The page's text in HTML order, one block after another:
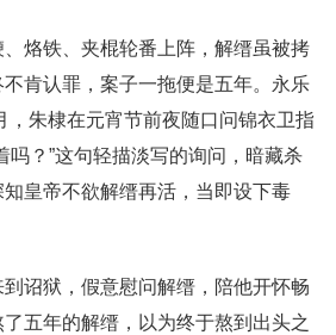
烙铁、夹棍轮番上阵，解缙虽被拷
肯认罪，案子一拖便是五年。永乐
，朱棣在元宵节前夜随口问锦衣卫指
吗？”这句轻描淡写的询问，暗藏杀
皇帝不欲解缙再活，当即设下毒
诏狱，假意慰问解缙，陪他开怀畅
五年的解缙，以为终于熬到出头之